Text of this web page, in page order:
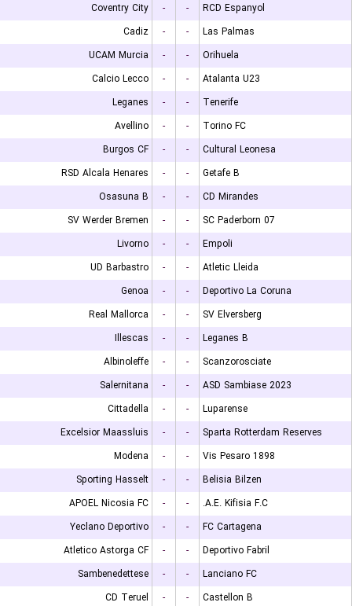
Coventry City
- -
RCD Espanyol
Cadiz
- -
Las Palmas
UCAM Murcia
- -
Orihuela
Calcio Lecco
- -
Atalanta U23
Leganes
- -
Tenerife
Avellino
- -
Torino FC
Burgos CF
- -
Cultural Leonesa
RSD Alcala Henares
- -
Getafe B
Osasuna B
- -
CD Mirandes
SV Werder Bremen
- -
SC Paderborn 07
Livorno
- -
Empoli
UD Barbastro
- -
Atletic Lleida
Genoa
- -
Deportivo La Coruna
Real Mallorca
- -
SV Elversberg
Illescas
- -
Leganes B
Albinoleffe
- -
Scanzorosciate
Salernitana
- -
ASD Sambiase 2023
Cittadella
- -
Luparense
Excelsior Maassluis
- -
Sparta Rotterdam Reserves
Modena
- -
Vis Pesaro 1898
Sporting Hasselt
- -
Belisia Bilzen
APOEL Nicosia FC
- -
A.E. Kifisia F.C.
Yeclano Deportivo
- -
FC Cartagena
Atletico Astorga CF
- -
Deportivo Fabril
Sambenedettese
- -
Lanciano FC
CD Teruel
- -
Castellon B